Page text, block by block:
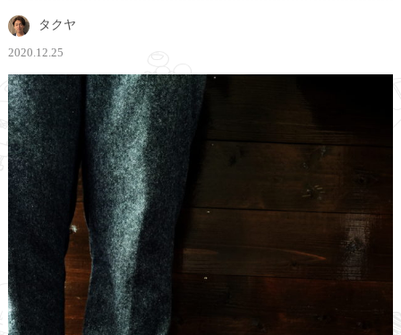
タクヤ
2020.12.25